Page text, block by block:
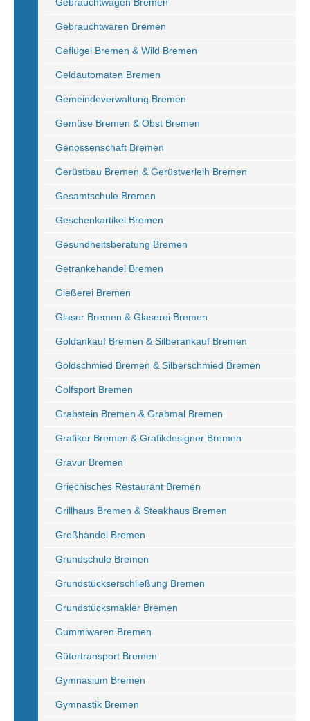
Gebrauchtwaren Bremen
Geflügel Bremen & Wild Bremen
Geldautomaten Bremen
Gemeindeverwaltung Bremen
Gemüse Bremen & Obst Bremen
Genossenschaft Bremen
Gerüstbau Bremen & Gerüstverleih Bremen
Gesamtschule Bremen
Geschenkartikel Bremen
Gesundheitsberatung Bremen
Getränkehandel Bremen
Gießerei Bremen
Glaser Bremen & Glaserei Bremen
Goldankauf Bremen & Silberankauf Bremen
Goldschmied Bremen & Silberschmied Bremen
Golfsport Bremen
Grabstein Bremen & Grabmal Bremen
Grafiker Bremen & Grafikdesigner Bremen
Gravur Bremen
Griechisches Restaurant Bremen
Grillhaus Bremen & Steakhaus Bremen
Großhandel Bremen
Grundschule Bremen
Grundstückserschließung Bremen
Grundstücksmakler Bremen
Gummiwaren Bremen
Gütertransport Bremen
Gymnasium Bremen
Gymnastik Bremen